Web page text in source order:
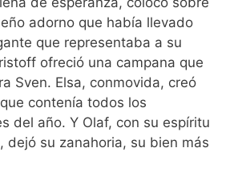
adorno que había llevado
que representaba a su
ofreció una campana que
Sven. Elsa, conmovida, creó
contenía todos los
del año. Y Olaf, con su espíritu
dejó su zanahoria, su bien más